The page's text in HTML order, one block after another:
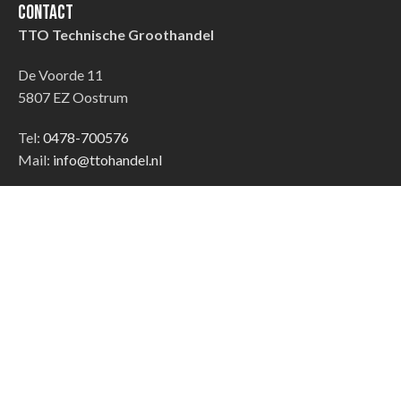
Contact
TTO Technische Groothandel
De Voorde 11
5807 EZ Oostrum
Tel: 0478-700576
Mail: info@ttohandel.nl